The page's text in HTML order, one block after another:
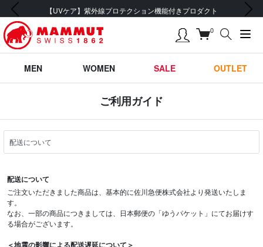
【UVケア】紫外線プロテクション機能付きプロダクト
前の画像 次の画像
0
MEN WOMEN SALE OUTLET
ご利用ガイド
配送について
ご注文いただきました商品は、基本的に佐川急便株式会社より発送いたしま
す。
なお、一部の商品につきましては、日本郵便の「ゆうパケット」にてお届けす
る場合がございます。
＜地震の影響による配送遅延について＞